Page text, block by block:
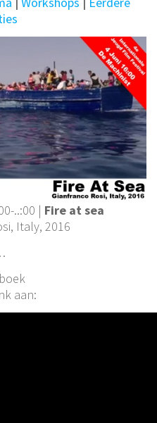
..:00 | Fire at sea
Italy, 2016
aan: